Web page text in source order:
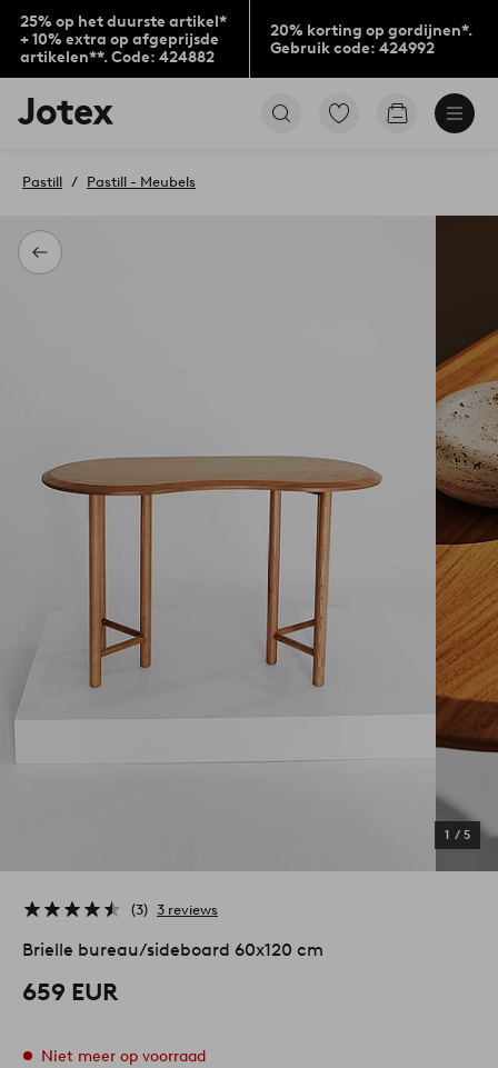
25% op het duurste artikel*
+ 10% extra op afgeprijsde
artikelen**. Code: 424882
20% korting op gordijnen*.
Gebruik code: 424992
Jotex
logo
to
home
page
Ga
Go
Terug
Pastill Pastill - Meubels
1 / 5
3 3 reviews
Brielle bureau/sideboard 60x120 cm
659 EUR
Niet meer op voorraad